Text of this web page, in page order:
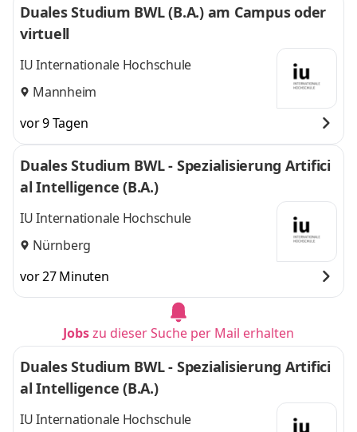
Duales Studium BWL (B.A.) am Campus oder
virtuell
IU Internationale Hochschule
Mannheim
vor 9 Tagen
Duales Studium BWL - Spezialisierung Artifici
al Intelligence (B.A.)
IU Internationale Hochschule
Nürnberg
vor 27 Minuten
Jobszu dieser Suche per Mail erhalten
Duales Studium BWL - Spezialisierung Artifici
al Intelligence (B.A.)
IU Internationale Hochschule